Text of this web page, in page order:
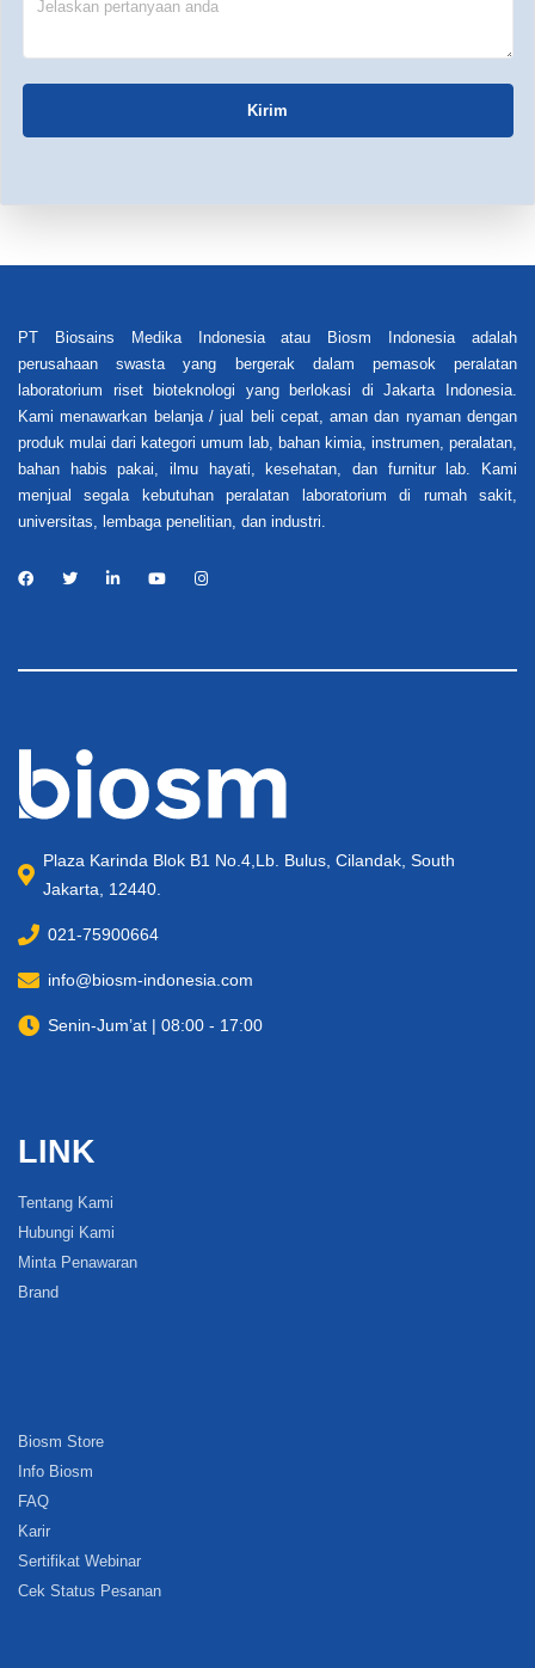
Kirim
PT Biosains Medika Indonesia atau Biosm Indonesia adalah
perusahaan swasta yang bergerak dalam pemasok peralatan
laboratorium riset bioteknologi yang berlokasi di Jakarta Indonesia.
Kami menawarkan belanja / jual beli cepat, aman dan nyaman dengan
produk mulai dari kategori umum lab, bahan kimia, instrumen, peralatan,
bahan habis pakai, ilmu hayati, kesehatan, dan furnitur lab. Kami
menjual segala kebutuhan peralatan laboratorium di rumah sakit,
universitas, lembaga penelitian, dan industri.
Plaza Karinda Blok B1 No.4,Lb. Bulus, Cilandak, South
Jakarta, 12440.
021-75900664
info@biosm-indonesia.com
Senin-Jum’at | 08:00 - 17:00
LINK
Tentang Kami
Hubungi Kami
Minta Penawaran
Brand
Biosm Store
Info Biosm
FAQ
Karir
Sertifikat Webinar
Cek Status Pesanan